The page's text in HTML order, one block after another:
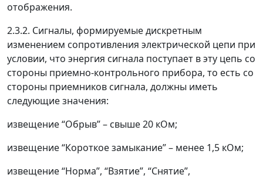
отображения.
2.3.2. Сигналы, формируемые дискретным
изменением сопротивления электрической цепи при
условии, что энергия сигнала поступает в эту цепь со
стороны приемно-контрольного прибора, то есть со
стороны приемников сигнала, должны иметь
следующие значения:
извещение “Обрыв”– свыше 20 кОм;
извещение “Короткое замыкание”– менее 1,5 кОм;
извещение “Норма”, “Взятие”, “Снятие”,